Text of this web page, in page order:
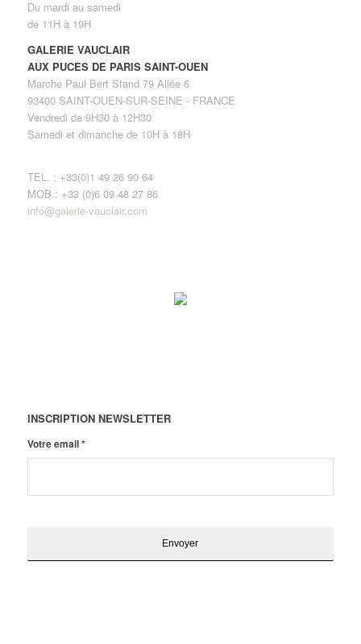
Du mardi au samedi
de 11H à 19H
GALERIE VAUCLAIR
AUX PUCES DE PARIS SAINT-OUEN
Marche Paul Bert Stand 79 Allée 6
93400 SAINT-OUEN-SUR-SEINE - FRANCE
Vendredi de 9H30 à 12H30
Samedi et dimanche de 10H à 18H
TEL. : +33(0)1 49 26 90 64
MOB.: +33 (0)6 09 48 27 86
info@galerie-vauclair.com
INSCRIPTION NEWSLETTER
Votre email*